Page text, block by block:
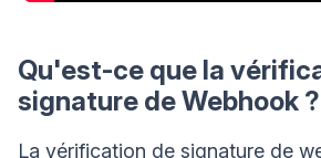
Qu'est-ce que la
signature de Webhook ?
La vérification de signature de